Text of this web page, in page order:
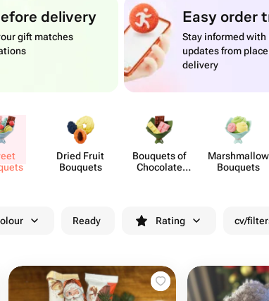
delivery
gift matches
Easy order
Stay informed
updates from
delivery
Dried Fruit
Bouquets
Bouquets of
Chocolate
Marsh​mallow
Bouquets
Ready Rating cv/